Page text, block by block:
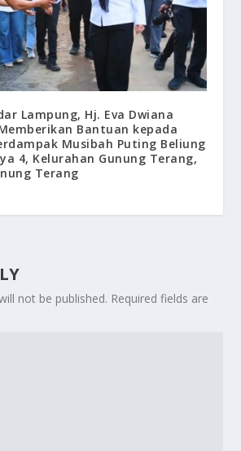
Lampung, Hj. Eva Dwiana
Bantuan kepada
Musibah Puting Beliung
4, Kelurahan Gunung Terang,
Terang
not be published. Required fields are